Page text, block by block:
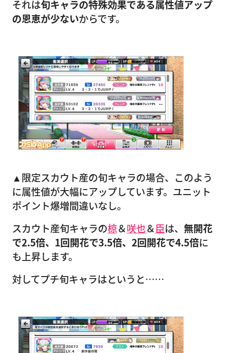
それは旬キャラの特殊効果である属性値アップ
の恩恵が少ないからです。
▲限定スカウト産の旬キャラの場合、このよう
に属性値が大幅にアップしています。ユニット
ポイント爆増間違いなし。
スカウト産旬キャラの椋＆咲也＆臣は、 無開花
で2.5倍、1回開花で3.5倍、2回開花で4.5倍に
も上昇します。
対してプチ旬キャラはというと……